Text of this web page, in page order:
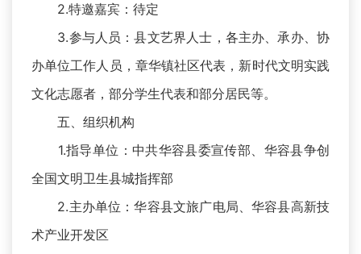
2.特邀嘉宾：待定
3.参与人员：县文艺界人士，各主办、承办、协
办单位工作人员，章华镇社区代表，新时代文明实践
文化志愿者，部分学生代表和部分居民等。
五、组织机构
1.指导单位：中共华容县委宣传部、华容县争创
全国文明卫生县城指挥部
2.主办单位：华容县文旅广电局、华容县高新技
术产业开发区